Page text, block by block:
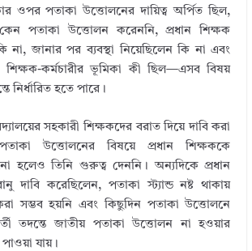
ওপর পতাকা উত্তোলনের দায়িত্ব অর্পিত ছিল,
কেন পতাকা উত্তোলন করেননি, প্রধান শিক্ষক
না, জানার পর ব্যবস্থা নিয়েছিলেন কি না এবং
শিক্ষক-কর্মচারীর ভূমিকা কী ছিল—এসব বিষয়
নির্ধারিত হতে পারে।
সহকারী শিক্ষকদের বরাত দিয়ে দাবি করা
উত্তোলনের বিষয়ে প্রধান শিক্ষককে
হলেও তিনি গুরুত্ব দেননি। অন্যদিকে প্রধান
দাবি করেছিলেন, পতাকা স্ট্যান্ড নষ্ট থাকায়
সম্ভব হয়নি এবং কিছুদিন পতাকা উত্তোলনে
তদন্তে জাতীয় পতাকা উত্তোলন না হওয়ার
যায়।